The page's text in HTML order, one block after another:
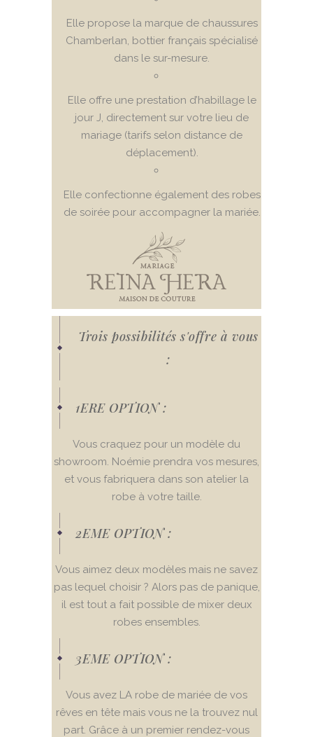
Elle propose la marque de chaussures
Chamberlan, bottier français spécialisé
dans le sur-mesure.
Elle offre une prestation d’habillage le
jour J, directement sur votre lieu de
mariage (tarifs selon distance de
déplacement).
Elle confectionne également des robes
de soirée pour accompagner la mariée.
Trois possibilités s'offre à vous
:
1ERE OPTION :
Vous craquez pour un modèle du
showroom. Noémie prendra vos mesures,
et vous fabriquera dans son atelier la
robe à votre taille.
2EME OPTION :
Vous aimez deux modèles mais ne savez
pas lequel choisir ? Alors pas de panique,
il est tout a fait possible de mixer deux
robes ensembles.
3EME OPTION :
Vous avez LA robe de mariée de vos
rêves en tête mais vous ne la trouvez nul
part. Grâce à un premier rendez-vous